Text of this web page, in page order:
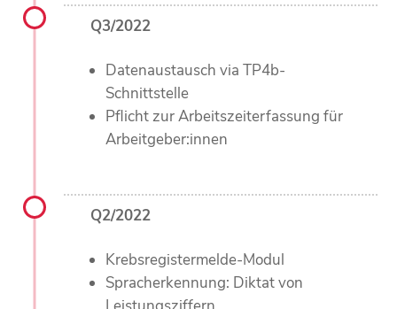
Q3/2022
Datenaustausch via TP4b-
Schnittstelle
Pflicht zur Arbeitszeiterfassung für
Arbeitgeber:innen
Q2/2022
Krebsregistermelde-Modul
Spracherkennung: Diktat von